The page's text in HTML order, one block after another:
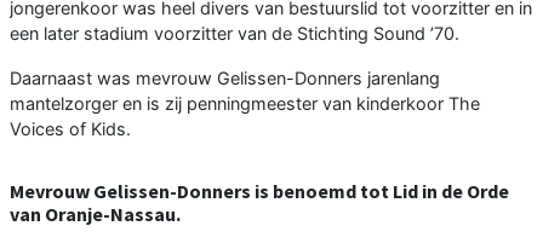
jongerenkoor was heel divers van bestuurslid tot voorzitter en in
een later stadium voorzitter van de Stichting Sound ’70.
Daarnaast was mevrouw Gelissen-Donners jarenlang
mantelzorger en is zij penningmeester van kinderkoor The
Voices of Kids.
Mevrouw Gelissen-Donners is benoemd tot Lid in de Orde
van Oranje-Nassau.